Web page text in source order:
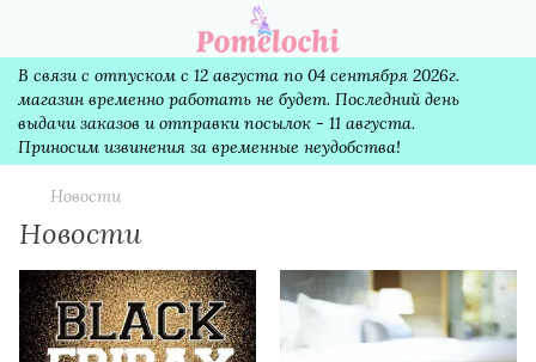
В связи с отпуском с 12 августа по 04 сентября 2026г.
магазин временно работать не будет. Последний день
выдачи заказов и отправки посылок - 11 августа.
Приносим извинения за временные неудобства!
Новости
Новости